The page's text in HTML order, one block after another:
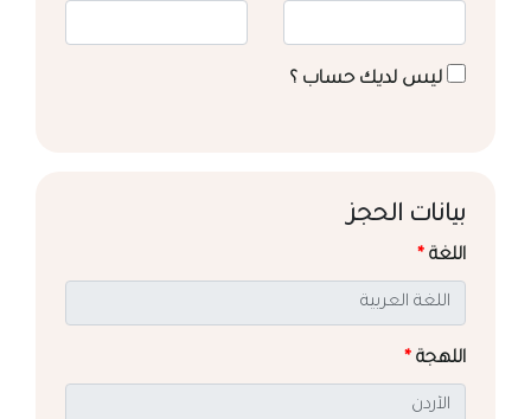
ليس لديك حساب ؟
بيانات الحجز
اللغة *
اللهجة *